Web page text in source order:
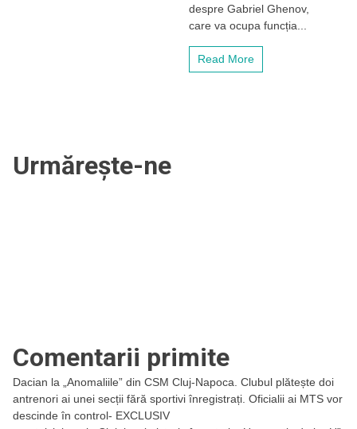
importante
se
despre Gabriel Ghenov,
care va ocupa funcția...
Read More
Urmărește-ne
Comentarii primite
Dacian la
„Anomaliile” din CSM Cluj-Napoca. Clubul plătește doi
antrenori ai unei secții fără sportivi înregistrați. Oficialii ai MTS vor
descinde în control- EXCLUSIV